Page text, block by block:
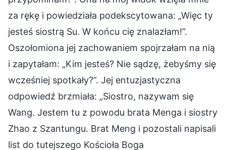
za rękę i powiedziała podekscytowana: „Więc ty
jesteś siostrą Su. W końcu cię znalazłam!”.
Oszołomiona jej zachowaniem spojrzałam na nią
i zapytałam: „Kim jesteś? Nie sądzę, żebyśmy się
wcześniej spotkały?”. Jej entuzjastyczna
odpowiedź brzmiała: „Siostro, nazywam się
Wang. Jestem tu z powodu brata Menga i siostry
Zhao z Szantungu. Brat Meng i pozostali napisali
list do tutejszego Kościoła Boga